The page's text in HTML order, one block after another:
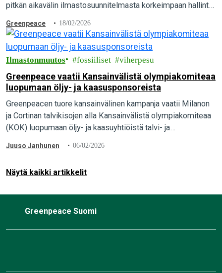
pitkän aikavälin ilmastosuunnitelmasta korkeimpaan hallinto-
mutta pääministeri Orpon hallituksen suunnitelmalla siihen ei
päästä…
Greenpeace 18/02/2026
Ilmastonmuutos fossiiliset viherpesu
Greenpeace vaatii Kansainvälistä olympiakomiteaa
luopumaan öljy- ja kaasusponsoreista
Greenpeacen tuore kansainvälinen kampanja vaatii Milanon
ja Cortinan talvikisojen alla Kansainvälistä olympiakomiteaa
(KOK) luopumaan öljy- ja kaasuyhtiöistä talvi- ja
kaasuyhtiö Eni on yksi talviolympialaisten pääsponsoreista.
Juuso Janhunen 06/02/2026
Näytä kaikki artikkelit
Greenpeace Suomi